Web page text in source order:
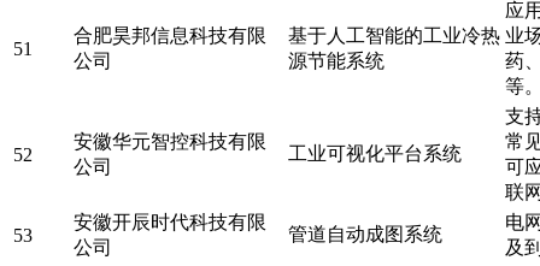
51
合肥昊邦信息科技有限
公司
基于人工智能的工业冷热
源节能系统
应
业
药
等
52
安徽华元智控科技有限
公司
工业可视化平台系统
支
常
可
联
53
安徽开辰时代科技有限
公司
管道自动成图系统
电
及